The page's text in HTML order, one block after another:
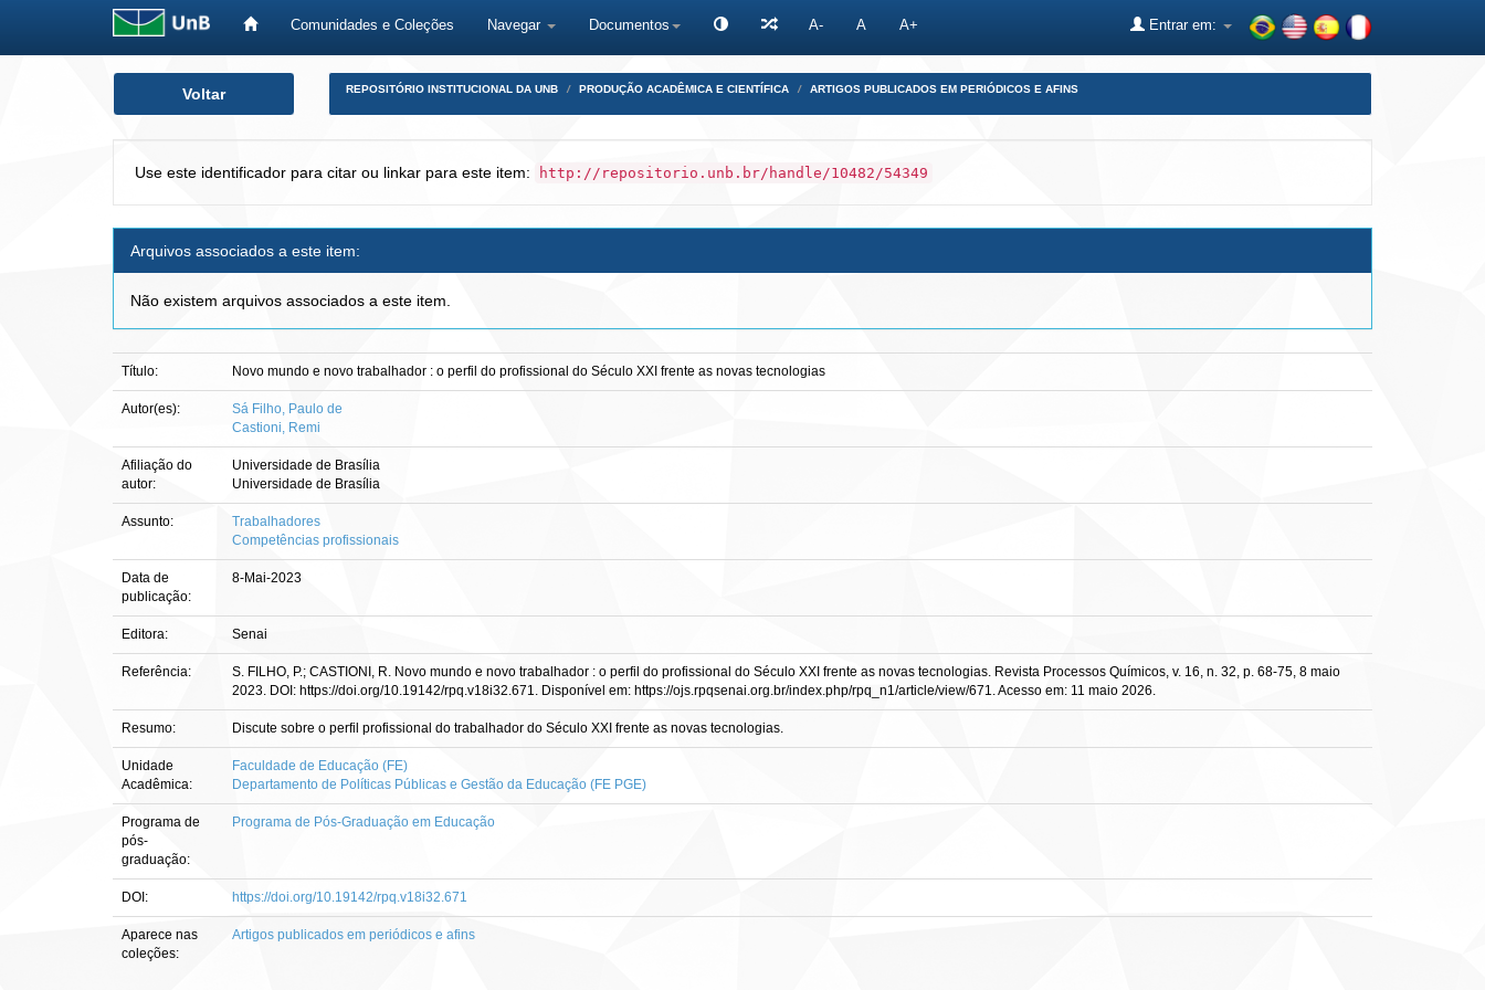
Comunidades e Coleções Navegar Documentos A- A A+ Entrar em:
Voltar REPOSITÓRIO INSTITUCIONAL DA UNB PRODUÇÃO ACADÊMICA E CIENTÍFICA ARTIGOS PUBLICADOS EM PERIÓDICOS E AFINS
Use este identificador para citar ou linkar para este item: http://repositorio.unb.br/handle/10482/54349
Arquivos associados a este item:
Não existem arquivos associados a este item.
Título: Novo mundo e novo trabalhador : o perfil do profissional do Século XXI frente as novas tecnologias
Autor(es):
Sá Filho, Paulo de
Castioni, Remi
Afiliação do
autor:
Universidade de Brasília
Universidade de Brasília
Assunto:
Trabalhadores
Competências profissionais
Data de
publicação:
8-Mai-2023
Editora: Senai
Referência:
S. FILHO, P.; CASTIONI, R. Novo mundo e novo trabalhador : o perfil do profissional do Século XXI frente as novas tecnologias. Revista Processos Químicos, v. 16, n. 32, p. 68-75, 8 maio
2023. DOI: https://doi.org/10.19142/rpq.v18i32.671. Disponível em: https://ojs.rpqsenai.org.br/index.php/rpq_n1/article/view/671. Acesso em: 11 maio 2026.
Resumo: Discute sobre o perfil profissional do trabalhador do Século XXI frente as novas tecnologias.
Unidade
Acadêmica:
Faculdade de Educação (FE)
Departamento de Políticas Públicas e Gestão da Educação (FE PGE)
Programa de
pós-
graduação:
Programa de Pós-Graduação em Educação
DOI: https://doi.org/10.19142/rpq.v18i32.671
Aparece nas
coleções:
Artigos publicados em periódicos e afins